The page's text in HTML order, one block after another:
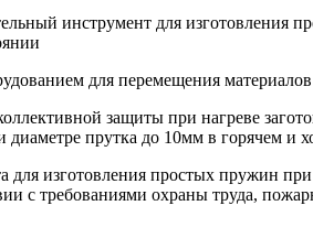
инструмент для
для перемещения
защиты при нагреве
прутка до 10мм в горячем и
для изготовления простых пружин
с требованиями охраны труда,